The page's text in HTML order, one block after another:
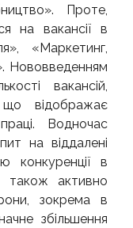
Проте,
на вакансії в
«Маркетинг,
Нововведенням
вакансій,
що відображає
Водночас
на віддалені
конкуренції в
також активно
зокрема в
збільшення